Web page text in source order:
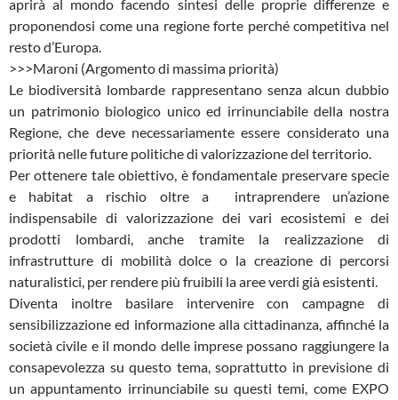
aprirà al mondo facendo sintesi delle proprie differenze e
proponendosi come una regione forte perché competitiva nel
resto d’Europa.
>>>Maroni (Argomento di massima priorità)
Le biodiversità lombarde rappresentano senza alcun dubbio
un patrimonio biologico unico ed irrinunciabile della nostra
Regione, che deve necessariamente essere considerato una
priorità nelle future politiche di valorizzazione del territorio.
Per ottenere tale obiettivo, è fondamentale preservare specie
e habitat a rischio oltre a intraprendere un’azione
indispensabile di valorizzazione dei vari ecosistemi e dei
prodotti lombardi, anche tramite la realizzazione di
infrastrutture di mobilità dolce o la creazione di percorsi
naturalistici, per rendere più fruibili la aree verdi già esistenti.
Diventa inoltre basilare intervenire con campagne di
sensibilizzazione ed informazione alla cittadinanza, affinché la
società civile e il mondo delle imprese possano raggiungere la
consapevolezza su questo tema, soprattutto in previsione di
un appuntamento irrinunciabile su questi temi, come EXPO